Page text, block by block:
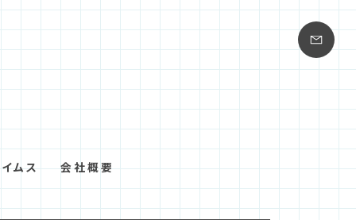
ムス 会社概要